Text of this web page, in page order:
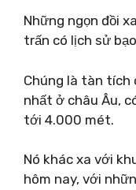
Những ngọn đồi
trấn có lịch sử
Chúng là tàn tích
nhất ở châu Âu,
tới 4.000 mét.
Nó khác xa với
hôm nay, với